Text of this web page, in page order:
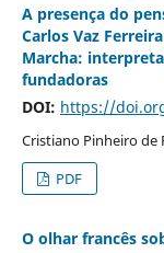
A presença do
Carlos Vaz
Marcha:
fundadoras
DOI: https://
Cristiano Pinheiro de
PDF
O olhar francês